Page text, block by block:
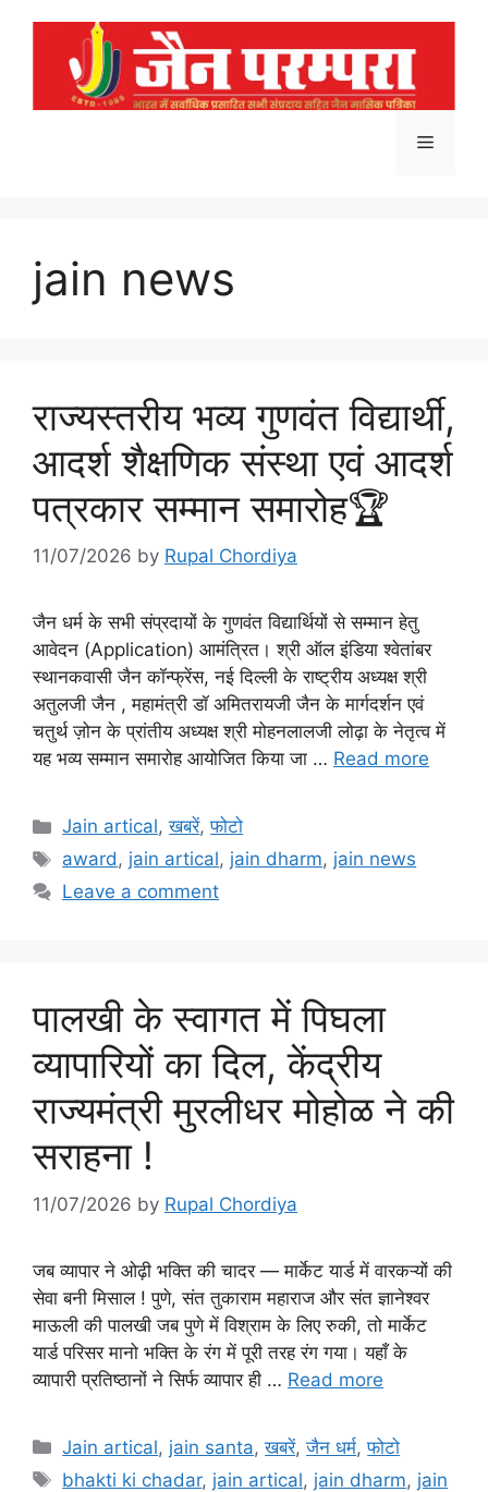
Menu
jain news
राज्यस्तरीय भव्य गुणवंत विद्यार्थी,
आदर्श शैक्षणिक संस्था एवं आदर्श
पत्रकार सम्मान समारोह🏆
11/07/2026 by Rupal Chordiya
जैन धर्म के सभी संप्रदायों के गुणवंत विद्यार्थियों से सम्मान हेतु
आवेदन (Application) आमंत्रित। श्री ऑल इंडिया श्वेतांबर
स्थानकवासी जैन कॉन्फ्रेंस, नई दिल्ली के राष्ट्रीय अध्यक्ष श्री
अतुलजी जैन , महामंत्री डॉ अमितरायजी जैन के मार्गदर्शन एवं
चतुर्थ ज़ोन के प्रांतीय अध्यक्ष श्री मोहनलालजी लोढ़ा के नेतृत्व में
यह भव्य सम्मान समारोह आयोजित किया जा … Read more
Categories
Jain artical,खबरें,फोटो
Tags
award, jain artical, jain dharm, jain news
Leave a comment
पालखी के स्वागत में पिघला
व्यापारियों का दिल, केंद्रीय
राज्यमंत्री मुरलीधर मोहोळ ने की
सराहना !
11/07/2026 by Rupal Chordiya
जब व्यापार ने ओढ़ी भक्ति की चादर — मार्केट यार्ड में वारकऱ्यों की
सेवा बनी मिसाल ! पुणे, संत तुकाराम महाराज और संत ज्ञानेश्वर
माऊली की पालखी जब पुणे में विश्राम के लिए रुकी, तो मार्केट
यार्ड परिसर मानो भक्ति के रंग में पूरी तरह रंग गया। यहाँ के
व्यापारी प्रतिष्ठानों ने सिर्फ व्यापार ही … Read more
Categories
Jain artical, jain santa,खबरें,जैन धर्म,फोटो
Tags
bhakti ki chadar, jain artical, jain dharm, jain